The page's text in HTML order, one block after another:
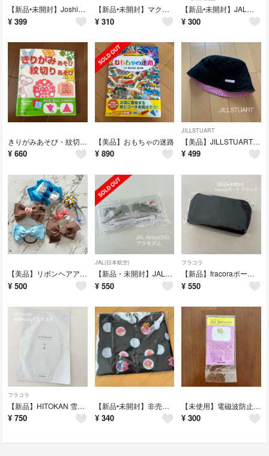
【新品•未開封】Joshin マルシェエコバッグ 2個
¥ 399
【新品•未開封】マクドナルド BEAMS ポーチ
¥ 310
【新品•未開封】JALフォトフレーム&ステッカー
¥ 300
きりがみあそび・紋切りあそび
¥ 660
【美品】おもちゃの迷路
¥ 890
JILLSTUART
【美品】JILLSTUART 女の子 帽子
¥ 499
【美品】リボンヘアアクセまとめ売り 6個
¥ 500
JAL(日本航空)
【新品・未開封】JAL非売品 飛行機Airbus350 フィギュア
¥ 550
フラコラ
【新品】fracoraポーチ ブラック
¥ 550
フラコラ
【新品】HITOKAN 雪華NMNゲルマスク
¥ 750
【新品•未開封】非売品 東邦ガスオリジナルエコバッグ
¥ 340
【未使用】電磁波防止シール pony brown
¥ 300